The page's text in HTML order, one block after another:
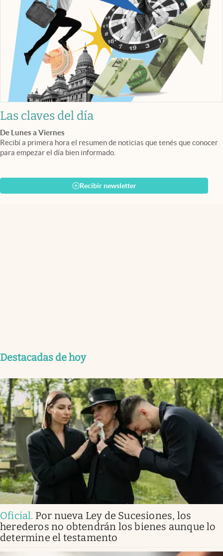
Las claves del día
De Lunes a Viernes
Recibí a primera hora el resumen de noticias que tenés que conocer
para empezar el día bien informado.
Recibir newsletter
Destacadas de hoy
Oficial. Por nueva Ley de Sucesiones, los
herederos no obtendrán los bienes aunque lo
determine el testamento